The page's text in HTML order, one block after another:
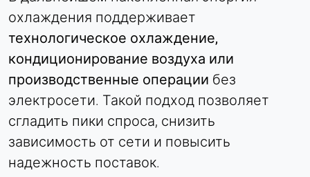
охлаждения поддерживает
технологическое охлаждение,
кондиционирование воздуха или
производственные операции без
электросети. Такой подход позволяет
сгладить пики спроса, снизить
зависимость от сети и повысить
надежность поставок.